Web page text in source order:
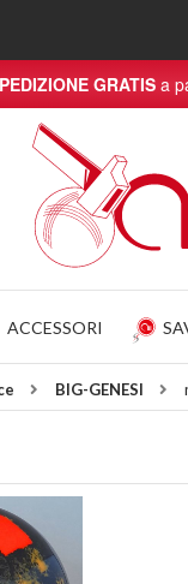
GRATISa
ACCESSORI
BIG-GENESI